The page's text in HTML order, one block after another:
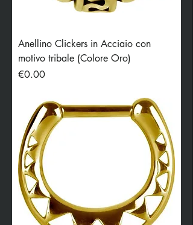
Anellino Clickers in Acciaio con
motivo tribale (Colore Oro)
Price
€0.00